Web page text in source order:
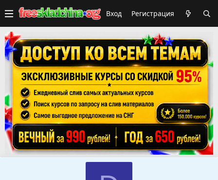
Вход Регистрация